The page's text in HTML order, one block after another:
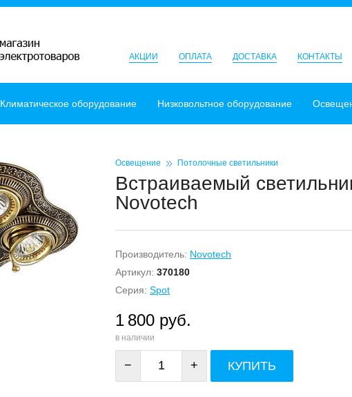
АКЦИИ ОПЛАТА ДОСТАВКА КОНТАКТЫ
Климатическое оборудование Низковольтное оборудование
Освещение Потолочные светильники
Встраиваемый
Novotech
Производитель: Novotech
Артикул: 370180
Серия: Spot
1 800 руб.
в наличии
− + КУПИТЬ